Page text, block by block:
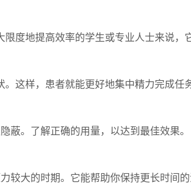
度地提高效率的学生或专业人士来说，
这样，患者就能更好地集中精力完成任
蔽。了解正确的用量，以达到最佳效果。
大的时期。它能帮助你保持更长时间的